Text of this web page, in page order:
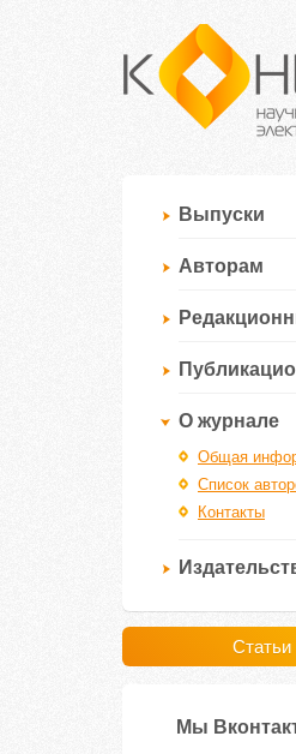
Выпуски
Авторам
О журнале
Общая
Список
Контакты
Мы